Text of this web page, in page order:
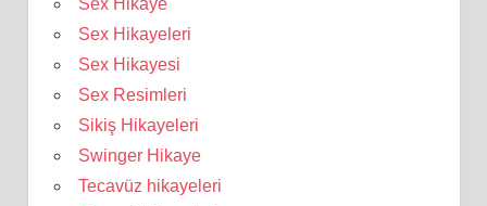
Sex Hikaye
Sex Hikayeleri
Sex Hikayesi
Sex Resimleri
Sikiş Hikayeleri
Swinger Hikaye
Tecavüz hikayeleri